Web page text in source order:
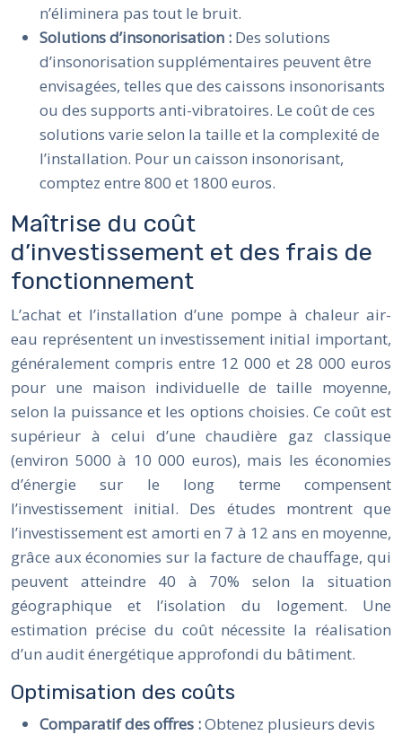
n’éliminera pas tout le bruit.
Solutions d’insonorisation : Des solutions
d’insonorisation supplémentaires peuvent être
envisagées, telles que des caissons insonorisants
ou des supports anti-vibratoires. Le coût de ces
solutions varie selon la taille et la complexité de
l’installation. Pour un caisson insonorisant,
comptez entre 800 et 1800 euros.
Maîtrise du coût
d’investissement et des frais de
fonctionnement
L’achat et l’installation d’une pompe à chaleur air-
eau représentent un investissement initial important,
généralement compris entre 12 000 et 28 000 euros
pour une maison individuelle de taille moyenne,
selon la puissance et les options choisies. Ce coût est
supérieur à celui d’une chaudière gaz classique
(environ 5000 à 10 000 euros), mais les économies
d’énergie sur le long terme compensent
l’investissement initial. Des études montrent que
l’investissement est amorti en 7 à 12 ans en moyenne,
grâce aux économies sur la facture de chauffage, qui
peuvent atteindre 40 à 70% selon la situation
géographique et l’isolation du logement. Une
estimation précise du coût nécessite la réalisation
d’un audit énergétique approfondi du bâtiment.
Optimisation des coûts
Comparatif des offres :Obtenez plusieurs devis